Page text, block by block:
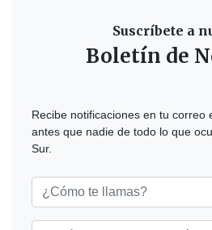
Suscríbete a
Boletín de
Recibe notificaciones en tu correo
antes que nadie de todo lo que
Sur.